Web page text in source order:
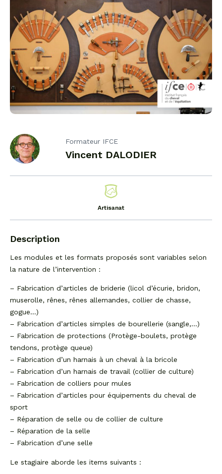
Formateur IFCE
Vincent DALODIER
Artisanat
Description
Les modules et les formats proposés sont variables selon
la nature de l’intervention :
– Fabrication d’articles de briderie (licol d’écurie, bridon,
muserolle, rênes, rênes allemandes, collier de chasse,
gogue…)
– Fabrication d’articles simples de bourellerie (sangle,…)
– Fabrication de protections (Protège-boulets, protège
tendons, protège queue)
– Fabrication d’un harnais à un cheval à la bricole
– Fabrication d’un harnais de travail (collier de culture)
– Fabrication de colliers pour mules
– Fabrication d’articles pour équipements du cheval de
sport
– Réparation de selle ou de collier de culture
– Réparation de la selle
– Fabrication d’une selle
Le stagiaire aborde les items suivants :